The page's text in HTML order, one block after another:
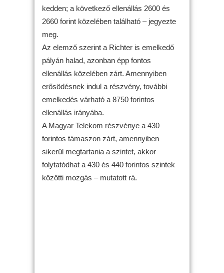
kedden; a következő ellenállás 2600 és
2660 forint közelében található – jegyezte
meg.
Az elemző szerint a Richter is emelkedő
pályán halad, azonban épp fontos
ellenállás közelében zárt. Amennyiben
erősödésnek indul a részvény, további
emelkedés várható a 8750 forintos
ellenállás irányába.
A Magyar Telekom részvénye a 430
forintos támaszon zárt, amennyiben
sikerül megtartania a szintet, akkor
folytatódhat a 430 és 440 forintos szintek
közötti mozgás – mutatott rá.